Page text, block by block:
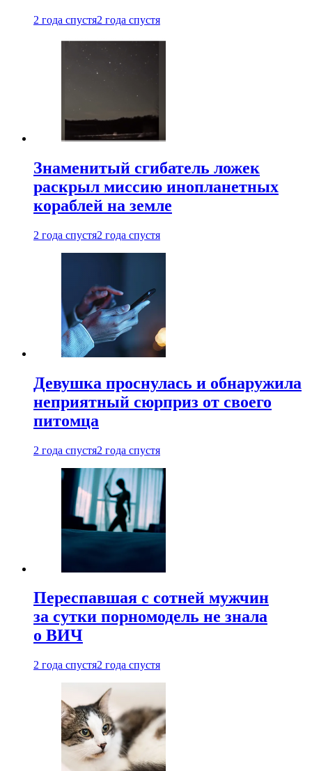
2 года спустя2 года спустя
Знаменитый сгибатель ложек
раскрыл миссию инопланетных
кораблей на земле
2 года спустя2 года спустя
Девушка проснулась и обнаружила
неприятный сюрприз от своего
питомца
2 года спустя2 года спустя
Переспавшая с сотней мужчин
за сутки порномодель не знала
о ВИЧ
2 года спустя2 года спустя